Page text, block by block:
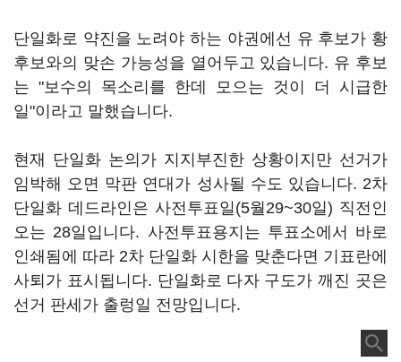
단일화로 약진을 노려야 하는 야권에선 유 후보가 황
후보와의 맞손 가능성을 열어두고 있습니다. 유 후보
는 "보수의 목소리를 한데 모으는 것이 더 시급한
일"이라고 말했습니다.
현재 단일화 논의가 지지부진한 상황이지만 선거가
임박해 오면 막판 연대가 성사될 수도 있습니다. 2차
단일화 데드라인은 사전투표일(5월29~30일) 직전인
오는 28일입니다. 사전투표용지는 투표소에서 바로
인쇄됨에 따라 2차 단일화 시한을 맞춘다면 기표란에
사퇴가 표시됩니다. 단일화로 다자 구도가 깨진 곳은
선거 판세가 출렁일 전망입니다.